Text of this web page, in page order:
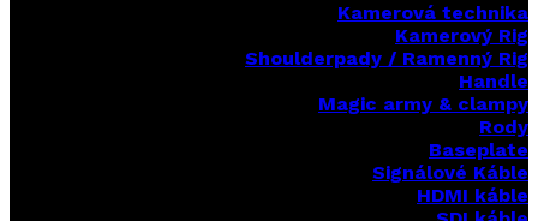
Kamerová technika
Kamerový Rig
Shoulderpady / Ramenný Rig
Handle
Magic army & clampy
Rody
Baseplate
Signálové Káble
HDMI káble